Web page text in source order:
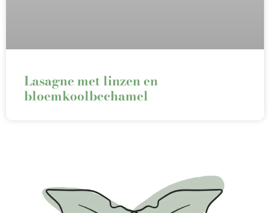
Lasagne met linzen en
bloemkoolbechamel⁠